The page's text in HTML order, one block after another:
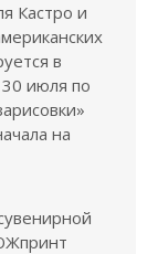
Кастро и
в
июля по
на